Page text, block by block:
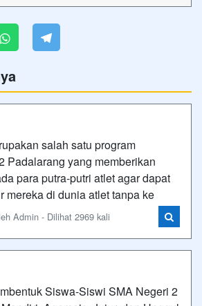
salah satu program
Padalarang yang memberikan
para putra-putri atlet agar dapat
mereka di dunia atlet tanpa ke
Admin - Dilihat 2969 kali
Siswa-Siswi SMA Negeri 2